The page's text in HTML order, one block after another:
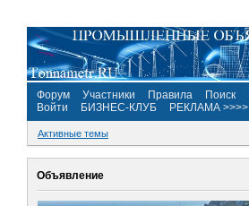
Форум Участники Правила Поиск
Войти
БИЗНЕС-КЛУБ РЕКЛАМА >>>>
Активные темы
Объявление